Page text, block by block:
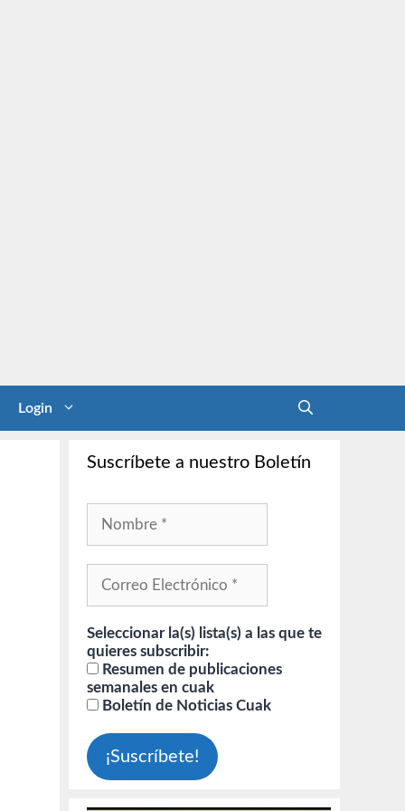
Login
Suscríbete a nuestro Boletín
Seleccionar la(s) lista(s) a las que te
quieres subscribir:
Resumen de publicaciones
semanales en cuak
Boletín de Noticias Cuak